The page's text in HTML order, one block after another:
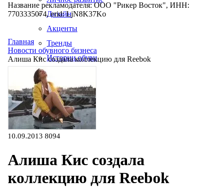
Дизайн
Акценты
Тренды
Истории обуви
Производство
Название рекламодателя: ООО "Рикер Восток", ИНН:
7703335074, erid: LjN8K37Ko
Главная
Новости обувного бизнеса
Алиша Кис создала коллекцию для Reebok
10.09.2013 8094
Алиша Кис создала
коллекцию для Reebok